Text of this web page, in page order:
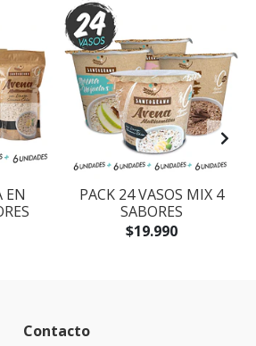
EN
PACK 24 VASOS MIX 4
SABORES
$19.990
Contacto